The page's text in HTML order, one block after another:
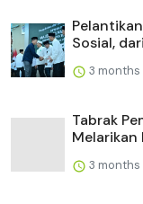
Sosial,
3 months
Tabrak
Melarikan
3 months